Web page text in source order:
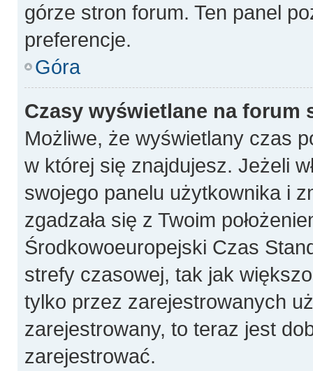
górze stron forum. Ten panel
preferencje.
Góra
Czasy wyświetlane na forum
Możliwe, że wyświetlany czas
w której się znajdujesz. Jeżeli
swojego panelu użytkownika i
zgadzała się z Twoim
Środkowoeuropejski Czas
strefy czasowej, tak jak
tylko przez zarejestrowanych
zarejestrowany, to teraz jest
zarejestrować.